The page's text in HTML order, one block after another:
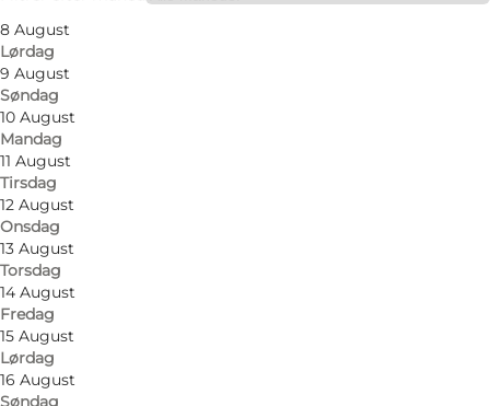
8 August
Lørdag
9 August
Søndag
10 August
Mandag
11 August
Tirsdag
12 August
Onsdag
13 August
Torsdag
14 August
Fredag
15 August
Lørdag
16 August
Søndag